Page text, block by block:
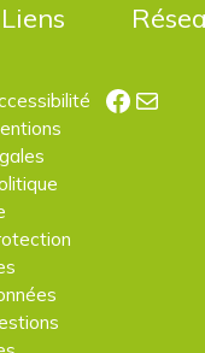
Liens
E-mail